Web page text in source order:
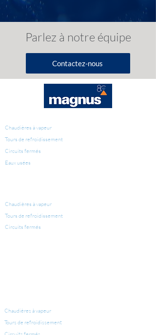
Parlez à notre équipe
Contactez-nous
Chaudières à vapeur
Tours de refroidissement
Circuits fermés
Eaux usées
Chaudières à vapeur
Tours de refroidissement
Circuits fermés
Chaudières à vapeur
Tours de refroidissement